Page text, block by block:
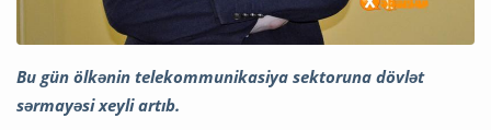
Bu gün ölkənin telekommunikasiya sektoruna dövlət
sərmayəsi xeyli artıb.